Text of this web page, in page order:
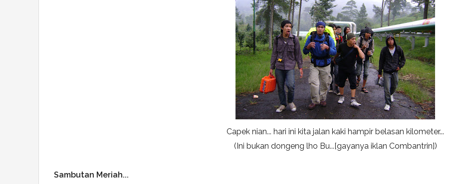
Capek nian... hari ini kita jalan kaki hampir belasan kilometer...
(Ini bukan dongeng lho Bu...[gayanya iklan Combantrin])
Sambutan Meriah...